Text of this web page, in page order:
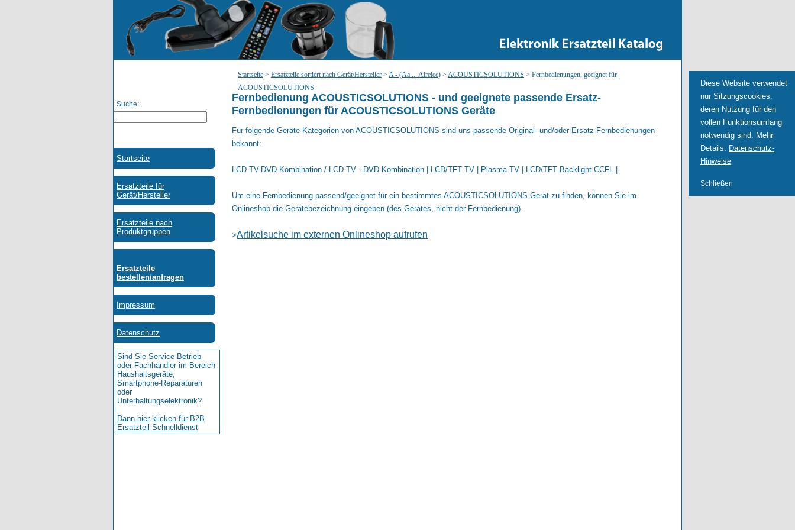
Diese Website verwendet
nur Sitzungscookies,
deren Nutzung für den
vollen Funktionsumfang
notwendig sind. Mehr
Details: Datenschutz-
Hinweise
Schließen
Fernbedienung ACOUSTICSOLUTIONS - und geeignete passende Ersatz-
Fernbedienungen für ACOUSTICSOLUTIONS Geräte
Für folgende Geräte-Kategorien von ACOUSTICSOLUTIONS sind uns passende Original- und/oder Ersatz-Fernbedienungen
bekannt:
LCD TV-DVD Kombination / LCD TV - DVD Kombination | LCD/TFT TV | Plasma TV | LCD/TFT Backlight CCFL |
Um eine Fernbedienung passend/geeignet für ein bestimmtes ACOUSTICSOLUTIONS Gerät zu finden, können Sie im
Onlineshop die Gerätebezeichnung eingeben (des Gerätes, nicht der Fernbedienung).
>Artikelsuche im externen Onlineshop aufrufen
Startseite > Ersatzteile sortiert nach Gerät/Hersteller > A - (Aa ... Airelec) > ACOUSTICSOLUTIONS > Fernbedienungen, geeignet für
ACOUSTICSOLUTIONS
Suche: